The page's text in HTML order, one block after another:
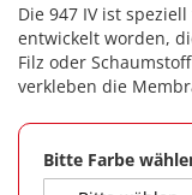
Die 947 IV ist
entwickelt worden,
Filz oder
verkleben die
Bitte Farbe